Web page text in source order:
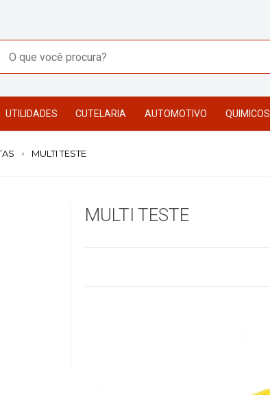
UTILIDADES CUTELARIA AUTOMOTIVO QUIMICOS
MULTI TESTE
MULTI TESTE